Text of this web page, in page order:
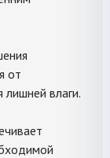
от
лишней влаги.